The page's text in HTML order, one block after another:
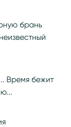
брань
Время бежит